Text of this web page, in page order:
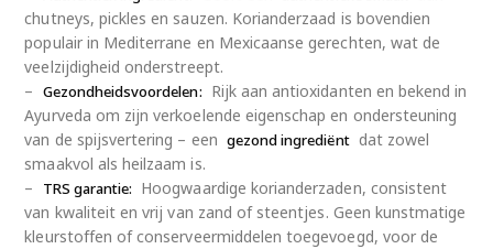
chutneys, pickles en sauzen. Korianderzaad is bovendien
populair in Mediterrane en Mexicaanse gerechten, wat de
veelzijdigheid onderstreept.
– Gezondheidsvoordelen: Rijk aan antioxidanten en bekend in
Ayurveda om zijn verkoelende eigenschap en ondersteuning
van de spijsvertering – een gezond ingrediënt dat zowel
smaakvol als heilzaam is.
–
TRS garantie: Hoogwaardige korianderzaden, consistent
van kwaliteit en vrij van zand of steentjes. Geen kunstmatige
kleurstoffen of conserveermiddelen toegevoegd, voor de